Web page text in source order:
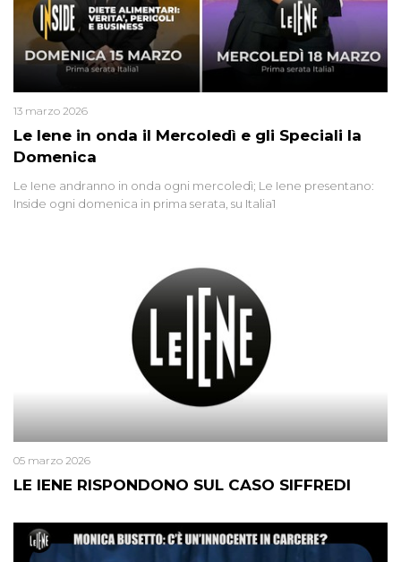
Le Iene in onda il Mercoledì e gli Speciali la
Domenica
13 marzo 2026
Le Iene andranno in onda ogni mercoledì; Le Iene presentano:
Inside ogni domenica in prima serata, su Italia1
LE IENE RISPONDONO SUL CASO SIFFREDI
05 marzo 2026